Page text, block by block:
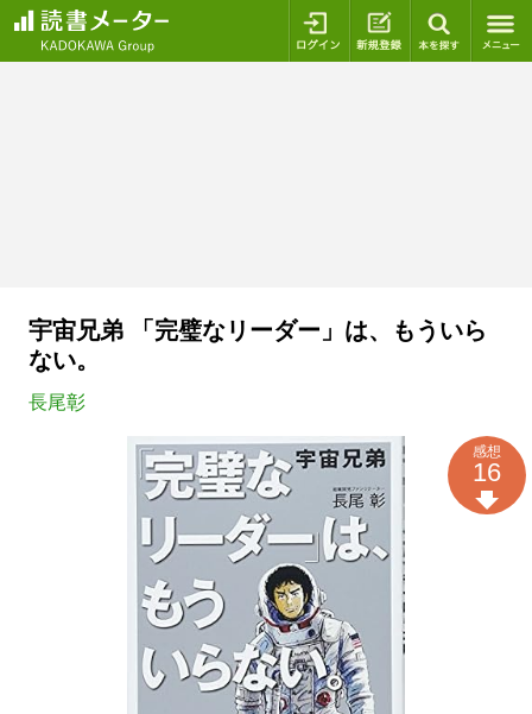
ログイン 新規登録
宇宙兄弟 「完璧なリーダー」は、もういら
ない。
長尾彰
感想
16